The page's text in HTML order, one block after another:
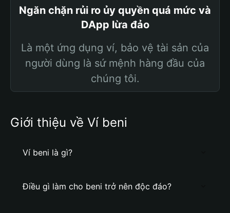
Ngăn chặn rủi ro ủy quyền quá mức và
DApp lừa đảo
Là một ứng dụng ví, bảo vệ tài sản của
người dùng là sứ mệnh hàng đầu của
chúng tôi.
Giới thiệu về Ví beni
Ví beni là gì?
Điều gì làm cho beni trở nên độc đáo?